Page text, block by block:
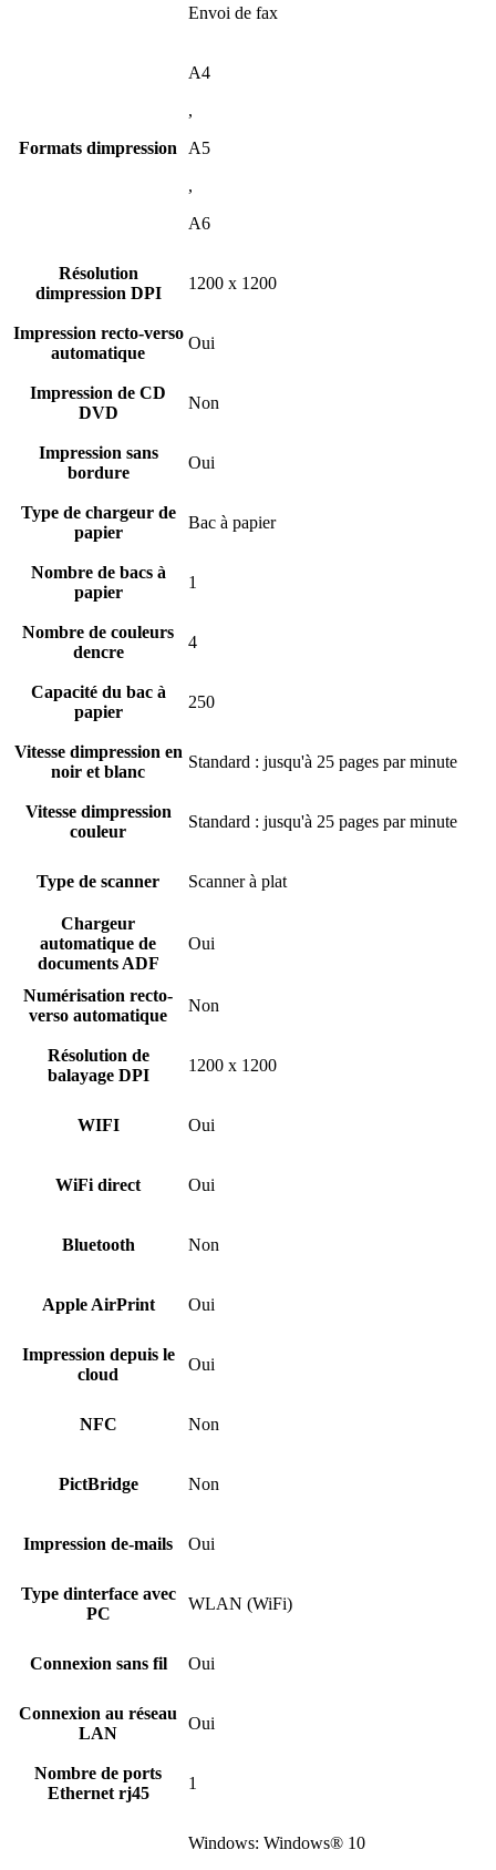
Envoi de fax
Formats dimpression
A4
,
A5
,
A6
Résolution
dimpression DPI
1200 x 1200
Impression recto-verso
automatique
Oui
Impression de CD
DVD
Non
Impression sans
bordure
Oui
Type de chargeur de
papier
Bac à papier
Nombre de bacs à
papier
1
Nombre de couleurs
dencre
4
Capacité du bac à
papier
250
Vitesse dimpression en
noir et blanc
Standard : jusqu'à 25 pages par minute
Vitesse dimpression
couleur
Standard : jusqu'à 25 pages par minute
Type de scanner Scanner à plat
Chargeur
automatique de
documents ADF
Oui
Numérisation recto-
verso automatique
Non
Résolution de
balayage DPI
1200 x 1200
WIFI Oui
WiFi direct Oui
Bluetooth Non
Apple AirPrint Oui
Impression depuis le
cloud
Oui
NFC Non
PictBridge Non
Impression de-mails Oui
Type dinterface avec
PC
WLAN (WiFi)
Connexion sans fil Oui
Connexion au réseau
LAN
Oui
Nombre de ports
Ethernet rj45
1
Windows: Windows® 10